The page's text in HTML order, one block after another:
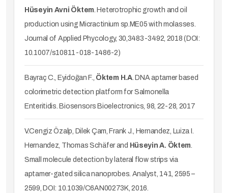
Hüseyin Avni Öktem. Heterotrophic growth and oil
production using Micractinium sp.ME05 with molasses.
Journal of Applied Phycology, 30,3483-3492, 2018 (DOI:
10.1007/s10811-018-1486-2)
Bayraç C., Eyidoğan F., Öktem H.A. DNA aptamer based
colorimetric detection platform for Salmonella
Enteritidis. Biosensors Bioelectronics, 98, 22-28, 2017
V.Cengiz Özalp, Dilek Çam, Frank J., Hernandez, Luiza I.
Hernandez, Thomas Schäfer and Hüseyin A. Öktem.
Small molecule detection by lateral flow strips via
aptamer-gated silica nanoprobes. Analyst, 141, 2595 –
2599, DOI: 10.1039/C6AN00273K, 2016.